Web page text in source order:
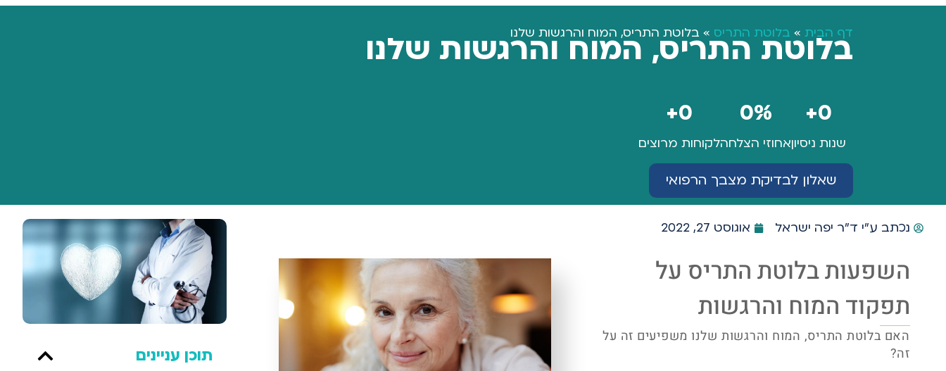
דף הבית » בלוטת התריס » בלוטת התריס, המוח והרגשות שלנו
בלוטת התריס, המוח והרגשות שלנו
שנות ניסיון
0
+
אחוזי הצלחה
%
0
לקוחות מרוצים
0
+
שאלון לבדיקת מצבך הרפואי
נכתב ע"י ד"ר יפה ישראל אוגוסט 27, 2022
השפעות בלוטת התריס על
תפקוד המוח והרגשות
האם בלוטת התריס, המוח והרגשות שלנו משפיעים זה על
זה?
תוכן עניינים